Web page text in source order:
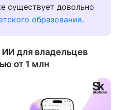
существует довольно
образования.
для владельцев
от 1 млн